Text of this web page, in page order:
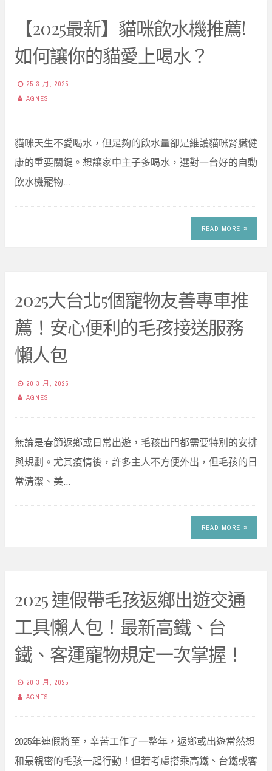
【2025最新】貓咪飲水機推薦!
如何讓你的貓愛上喝水？
25 3 月, 2025
AGNES
貓咪天生不愛喝水，但足夠的飲水量卻是維護貓咪腎臟健
康的重要關鍵。想讓家中主子多喝水，選對一台好的自動
飲水機寵物…
READ MORE
2025大台北5個寵物友善專車推
薦！安心便利的毛孩接送服務
懶人包
20 3 月, 2025
AGNES
無論是春節返鄉或日常出遊，毛孩出門都需要特別的安排
與規劃。尤其疫情後，許多主人不方便外出，但毛孩的日
常清潔、美…
READ MORE
2025 連假帶毛孩返鄉出遊交通
工具懶人包！最新高鐵、台
鐵、客運寵物規定一次掌握！
20 3 月, 2025
AGNES
2025年連假將至，辛苦工作了一整年，返鄉或出遊當然想
和最親密的毛孩一起行動！但若考慮搭乘高鐵、台鐵或客